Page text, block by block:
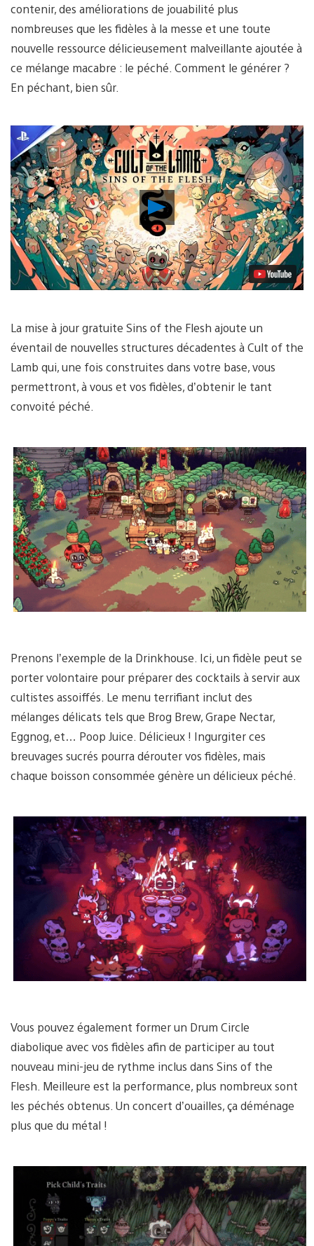
contenir, des améliorations de jouabilité plus
nombreuses que les fidèles à la messe et une toute
nouvelle ressource délicieusement malveillante ajoutée à
ce mélange macabre : le péché. Comment le générer ?
En péchant, bien sûr.
Lancer
la
vidéo
La mise à jour gratuite Sins of the Flesh ajoute un
éventail de nouvelles structures décadentes à Cult of the
Lamb qui, une fois construites dans votre base, vous
permettront, à vous et vos fidèles, d’obtenir le tant
convoité péché.
Prenons l’exemple de la Drinkhouse. Ici, un fidèle peut se
porter volontaire pour préparer des cocktails à servir aux
cultistes assoiffés. Le menu terrifiant inclut des
mélanges délicats tels que Brog Brew, Grape Nectar,
Eggnog, et… Poop Juice. Délicieux ! Ingurgiter ces
breuvages sucrés pourra dérouter vos fidèles, mais
chaque boisson consommée génère un délicieux péché.
Vous pouvez également former un Drum Circle
diabolique avec vos fidèles afin de participer au tout
nouveau mini-jeu de rythme inclus dans Sins of the
Flesh. Meilleure est la performance, plus nombreux sont
les péchés obtenus. Un concert d’ouailles, ça déménage
plus que du métal !